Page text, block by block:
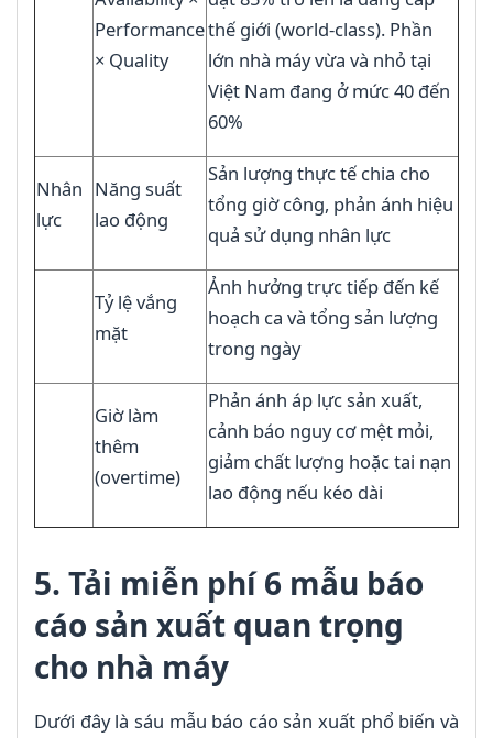
Performance
× Quality
thế giới (world-class). Phần
lớn nhà máy vừa và nhỏ tại
Việt Nam đang ở mức 40 đến
60%
Nhân
lực
Năng suất
lao động
Sản lượng thực tế chia cho
tổng giờ công, phản ánh hiệu
quả sử dụng nhân lực
Tỷ lệ vắng
mặt
Ảnh hưởng trực tiếp đến kế
hoạch ca và tổng sản lượng
trong ngày
Giờ làm
thêm
(overtime)
Phản ánh áp lực sản xuất,
cảnh báo nguy cơ mệt mỏi,
giảm chất lượng hoặc tai nạn
lao động nếu kéo dài
5. Tải miễn phí 6 mẫu báo
cáo sản xuất quan trọng
cho nhà máy
Dưới đây là sáu mẫu báo cáo sản xuất phổ biến và